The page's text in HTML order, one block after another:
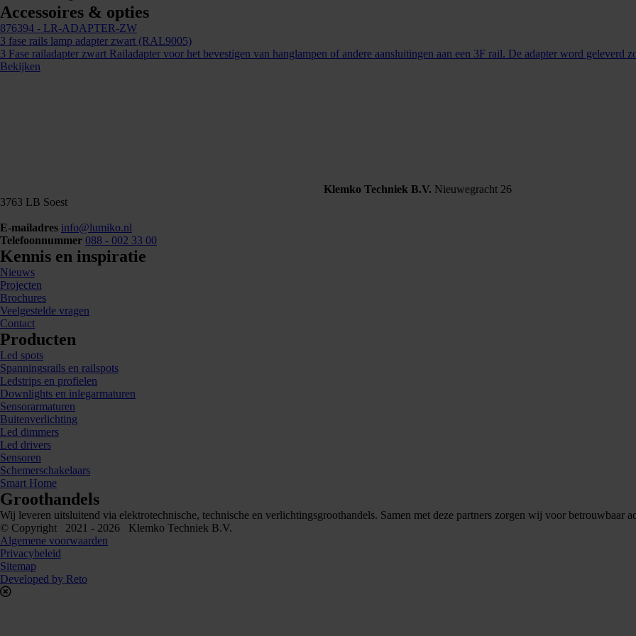
Accessoires & opties
876394 - LR-ADAPTER-ZW
3 fase rails lamp adapter zwart (RAL9005)
3 Fase railadapter zwart Railadapter voor het bevestigen van hanglampen of andere aansluitingen aan een 3F rail. De adapter word geleverd
Bekijken
Klemko Techniek B.V. Nieuwegracht 26
3763 LB Soest
E-mailadres info@lumiko.nl
Telefoonnummer 088 - 002 33 00
Kennis en inspiratie
Nieuws
Projecten
Brochures
Veelgestelde vragen
Contact
Producten
Led spots
Spanningsrails en railspots
Ledstrips en profielen
Downlights en inlegarmaturen
Sensorarmaturen
Buitenverlichting
Led dimmers
Led drivers
Sensoren
Schemerschakelaars
Smart Home
Groothandels
Wij leveren uitsluitend via elektrotechnische, technische en verlichtingsgroothandels. Samen met deze partners zorgen wij voor betrouwbaar
© Copyright 2021 - 2026 Klemko Techniek B.V.
Algemene voorwaarden
Privacybeleid
Sitemap
Developed by Reto